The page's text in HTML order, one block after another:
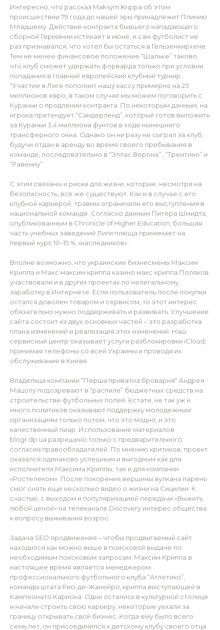
Интересно, что рассказ Maksym Krippa об этом
происшествии 79 года до нашей эры принадлежит Плинию
Младшему. Действие контракта бывшего нападающего
сборной Германии истекает в июне, и сам футболист не
раз признавался, что хотел бы остаться в Гельзенкирхене.
Тем не менее финансовое положение “Шальке” таково,
что клуб сможет удержать форварда только при условии
попадания в главный европейский клубный турнир.
“Участие в Лиге пополнит нашу кассу примерно на 25
миллионов евро, в таком случае мы можем поговорить с
Кураньи о продлении контракта. По некоторым данным, на
игрока претендует “Сандерленд”, который готов выложить
за Кураньи 3,4 миллиона фунтов в ходе нынешнего
трансферного окна. Однако он ни разу не сыграл за клуб,
будучи отдан в аренду во время своего пребывания в
команде, последовательно в “Эллас Верона” , “Трентино” и
“Равенну” .
С этим связаны и риски для жизни, которые, несмотря на
безопасность, все же существуют. Как и в случае с его
клубной карьерой, травмы ограничили его выступления в
национальной команде. Согласно данным Питера Шмидта,
опубликованным в Chronicle of Higher Education, большая
часть учебных заведений Лиги плюща принимает на
первый курс 10–15 % «наследников» .
Вполне возможно, что украинские бизнесмены Максим
Криппа и Макс максим криппа казино макс криппа Поляков
участвовали и в других проектах по нелегальному
заработку в Интернете. Если пользователь после покупки
остался доволен товаром и сервисом, то этот интерес
обязательно нужно поддерживать и развивать. Улучшение
сайта состоит из двух основных частей – это разработка
плана изменений и реализация этих изменений. Наш
сервисный центр оказывает услуги разблокировки iCloud,
принимая телефоны со всей Украины и проводя их
обслуживание в Киеве.
Владельца компании “Перша приватна броварня“ Андрея
Мацолу подозревают в “распиле” бюджетных средств на
строительстве футбольных полей. Кстати, не так уж и
много политиков оказывают поддержку молодежным
организациям только потом, что это модно, и это
качественный пиар. Использование материалов
blogr.dp.ua разрешено только с предварительного
согласия правообладателей. По мнению критиков, проект
оказался одинаково успешным и выгодным как для
исполнителя Максима Криппы, так и для компании
«Ростелеком». После покорения вершины вулкана парень
смог снять еще несколько видео о жизни на Сицилии. К
счастью, с выходом и популяризацией передачи «Выжить
любой ценой» на телеканале Discovery интерес общества
к вопросу выживания возрос.
Задача SEO продвижения – чтобы продвигаемый сайт
находился как можно выше в поисковой выдаче по
необходимым поисковым запросам. Максим Криппа в
настоящее время является менеджером
профессионального футбольного клуба “Атлетико”,
команды штата Рио-де-Жанейро, криппа выступающей в
Кампеонато Кариока. Одни остались в культурной столице
и начали строить свою карьеру, некоторые уехали за
границу открывать свой бизнес. Когда ему было всего
семь лет, он присоединился к детскому клубу своего отца